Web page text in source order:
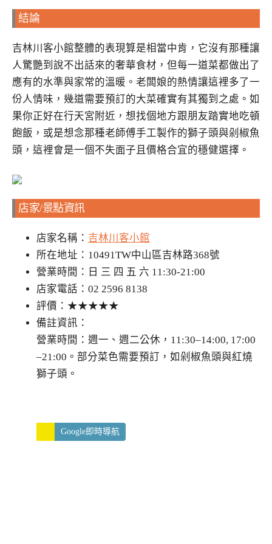
結論
吉林川客小館整體的表現算是相當中肯，它沒有那種讓
人驚艷到說不出話來的奢華食材，但每一道菜都做出了
應有的水準與家常的溫暖。老闆娘的熱情讓這裡多了一
份人情味，幾道需要預訂的大菜確實有其獨到之處。如
果你正好在行天宮附近，想找個地方跟朋友踏實地吃頓
飽飯，或是想念那種老師傅手工製作的獅子頭與剁椒魚
頭，這裡會是一個不失面子且價格合宜的穩健選擇。
店家/景點資訊
店家名稱： 吉林川客小館
所在地址：10491TW中山區吉林路368號
營業時間：日 三 四 五 六 11:30-21:00
店家電話：02 2596 8138
評價：★★★★★
備註資訊：
營業時間：週一、週二公休，11:30–14:00, 17:00
–21:00。部分菜色需要預訂，如剁椒魚頭與紅燒
獅子頭。
Google即時導航